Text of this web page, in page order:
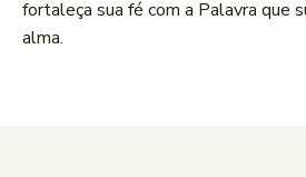
fortaleça sua fé com a Palavra que
alma.